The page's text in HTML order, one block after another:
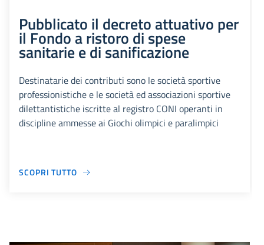
Pubblicato il decreto attuativo per
il Fondo a ristoro di spese
sanitarie e di sanificazione
Destinatarie dei contributi sono le società sportive
professionistiche e le società ed associazioni sportive
dilettantistiche iscritte al registro CONI operanti in
discipline ammesse ai Giochi olimpici e paralimpici
SCOPRI TUTTO